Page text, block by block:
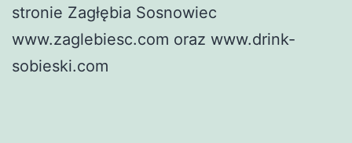
stronie Zagłębia Sosnowiec
www.zaglebiesc.com oraz www.drink-
sobieski.com